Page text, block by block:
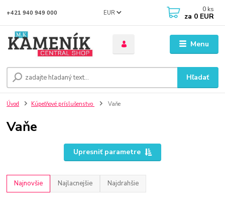
Menu
EUR
Hľadať
+421 940 949 000 0 ks
za 0 EUR
Úvod Kúpeľňové príslušenstvo Vaňe
Vaňe
Upresniť parametre
Najnovšie Najlacnejšie Najdrahšie